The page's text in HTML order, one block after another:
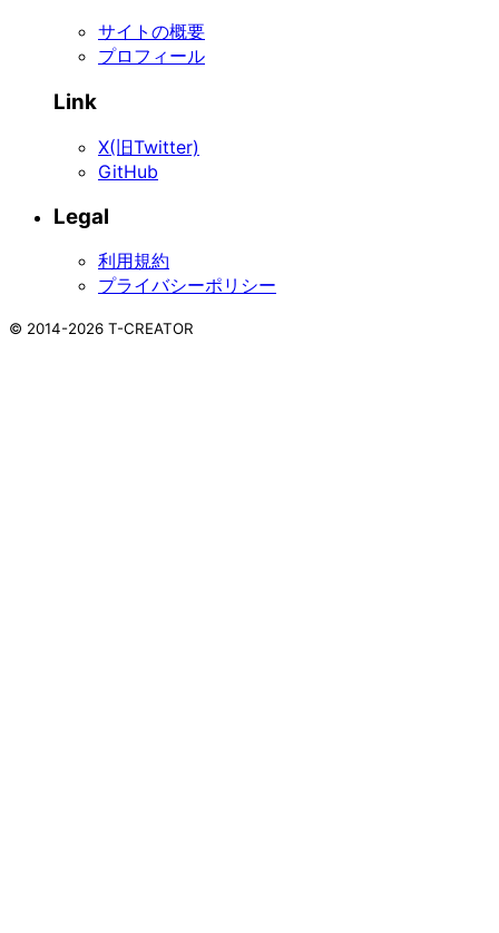
サイトの概要
プロフィール
Link
X(旧Twitter)
GitHub
Legal
利用規約
プライバシーポリシー
© 2014-2026 T-CREATOR